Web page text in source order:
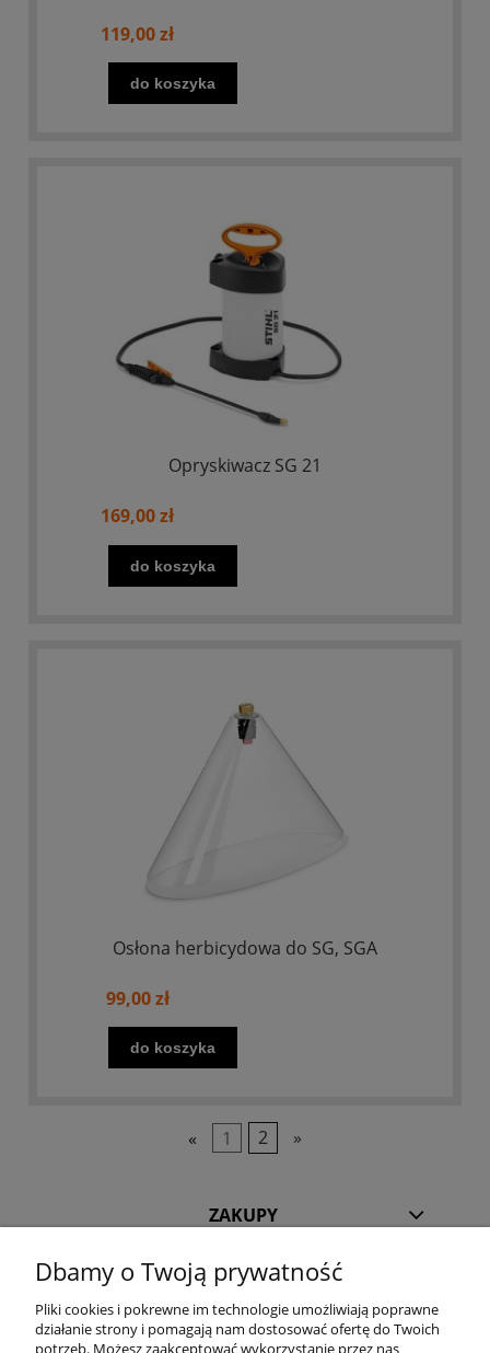
119,00 zł
do koszyka
Opryskiwacz SG 21
169,00 zł
do koszyka
Osłona herbicydowa do SG, SGA
99,00 zł
do koszyka
« 1 2 »
ZAKUPY
POMOC
INFORMACJE
Dbamy o Twoją prywatność
Pliki cookies i pokrewne im technologie umożliwiają poprawne
działanie strony i pomagają nam dostosować ofertę do Twoich
potrzeb. Możesz zaakceptować wykorzystanie przez nas